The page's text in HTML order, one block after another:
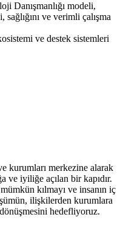
Danışmanlığı modeli,
sağlığını ve verimli çalışma
ve destek sistemleri
kurumları merkezine alarak
ve iyiliğe açılan bir kapıdır.
kılmayı ve insanın iç
ilişkilerden kurumlara
hedefliyoruz.